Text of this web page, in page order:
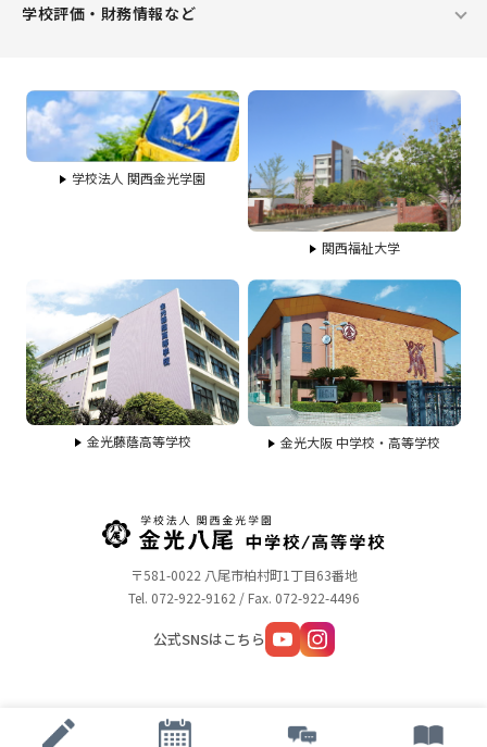
学校評価・財務情報など
学校法人 関西金光学園
関西福祉大学
金光藤蔭高等学校 金光大阪 中学校・高等学校
〒581-0022 八尾市柏村町1丁目63番地
Tel. 072-922-9162 / Fax. 072-922-4496
公式SNSはこちら